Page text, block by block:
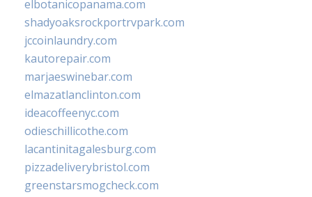
elbotanicopanama.com
shadyoaksrockportrvpark.com
jccoinlaundry.com
kautorepair.com
marjaeswinebar.com
elmazatlanclinton.com
ideacoffeenyc.com
odieschillicothe.com
lacantinitagalesburg.com
pizzadeliverybristol.com
greenstarsmogcheck.com